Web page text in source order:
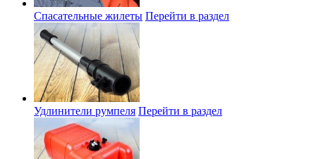
Спасательные жилеты Перейти в раздел
Удлинители румпеля Перейти в раздел